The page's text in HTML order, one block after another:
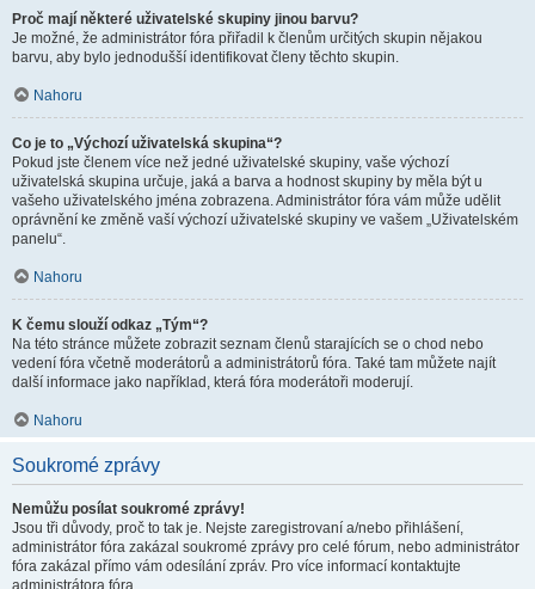
Proč mají některé uživatelské skupiny jinou barvu?
Je možné, že administrátor fóra přiřadil k členům určitých skupin nějakou
barvu, aby bylo jednodušší identifikovat členy těchto skupin.
Nahoru
Co je to „Výchozí uživatelská skupina“?
Pokud jste členem více než jedné uživatelské skupiny, vaše výchozí
uživatelská skupina určuje, jaká a barva a hodnost skupiny by měla být u
vašeho uživatelského jména zobrazena. Administrátor fóra vám může udělit
oprávnění ke změně vaší výchozí uživatelské skupiny ve vašem „Uživatelském
panelu“.
Nahoru
K čemu slouží odkaz „Tým“?
Na této stránce můžete zobrazit seznam členů starajících se o chod nebo
vedení fóra včetně moderátorů a administrátorů fóra. Také tam můžete najít
další informace jako například, která fóra moderátoři moderují.
Nahoru
Soukromé zprávy
Nemůžu posílat soukromé zprávy!
Jsou tři důvody, proč to tak je. Nejste zaregistrovaní a/nebo přihlášení,
administrátor fóra zakázal soukromé zprávy pro celé fórum, nebo administrátor
fóra zakázal přímo vám odesílání zpráv. Pro více informací kontaktujte
administrátora fóra.